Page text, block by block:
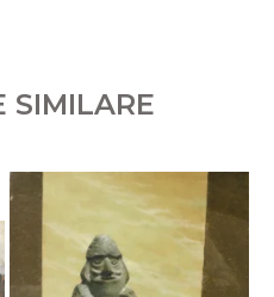
SIMILARE